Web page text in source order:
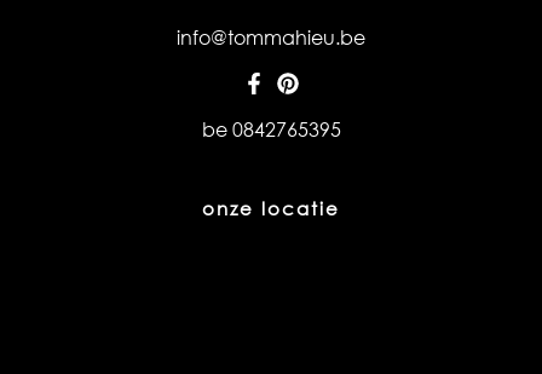
info@tommahieu.be
be 0842765395
onze locatie